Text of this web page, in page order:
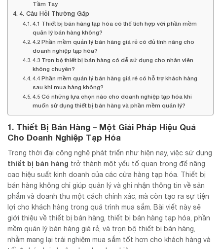
Tầm Tay
4. Câu Hỏi Thường Gặp
4.1 Thiết bị bán hàng tạp hóa có thể tích hợp với phần mềm
quản lý bán hàng không?
4.2 Phần mềm quản lý bán hàng giá rẻ có đủ tính năng cho
doanh nghiệp tạp hóa?
4.3 Trọn bộ thiết bị bán hàng có dễ sử dụng cho nhân viên
không chuyên?
4.4 Phần mềm quản lý bán hàng giá rẻ có hỗ trợ khách hàng
sau khi mua hàng không?
4.5 Có những lựa chọn nào cho doanh nghiệp tạp hóa khi
muốn sử dụng thiết bị bán hàng và phần mềm quản lý?
1. Thiết Bị Bán Hàng – Một Giải Pháp Hiệu Quả
Cho Doanh Nghiệp Tạp Hóa
Trong thời đại công nghệ phát triển như hiện nay, việc sử dụng
thiết bị bán hàng trở thành một yếu tố quan trọng để nâng
cao hiệu suất kinh doanh của các cửa hàng tạp hóa. Thiết bị
bán hàng không chỉ giúp quản lý và ghi nhận thông tin về sản
phẩm và doanh thu một cách chính xác, mà còn tạo ra sự tiện
lợi cho khách hàng trong quá trình mua sắm. Bài viết này sẽ
giới thiệu về thiết bị bán hàng, thiết bị bán hàng tạp hóa, phần
mềm quản lý bán hàng giá rẻ, và trọn bộ thiết bị bán hàng,
nhằm mang lại trải nghiệm mua sắm tốt hơn cho khách hàng và